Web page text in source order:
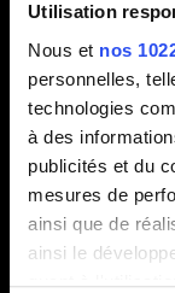
Utilisation
Nous et nos
personnelles,
technologies
à des
publicités et du
mesures de
ainsi que de
ainsi le
quant à
Si vous
de vous rendre
Besoin